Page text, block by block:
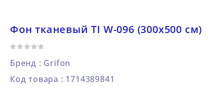
Фон тканевый TI W-096 (300х500 см)
Бренд : Grifon
Код товара : 1714389841